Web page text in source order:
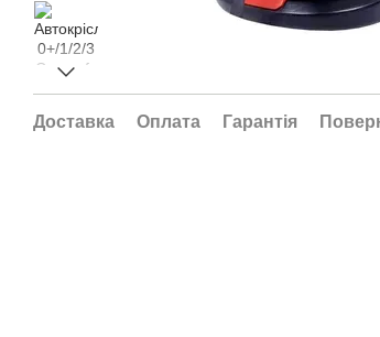
Доставка Оплата Гарантія